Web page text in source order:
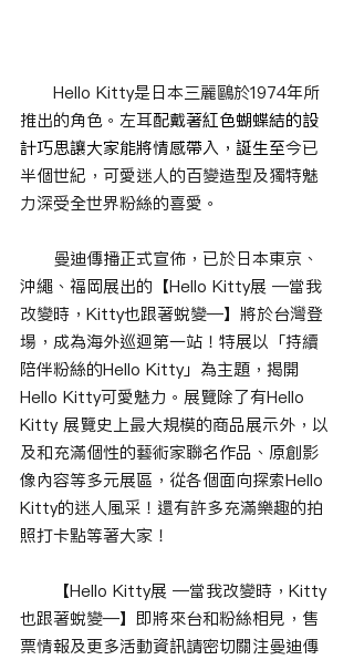
Hello Kitty是日本三麗鷗於1974年所
推出的角色。左耳配戴著紅色蝴蝶結的設
計巧思讓大家能將情感帶入，誕生至今已
半個世紀，可愛迷人的百變造型及獨特魅
力深受全世界粉絲的喜愛。
曼迪傳播正式宣佈，已於日本東京、
沖繩、福岡展出的【Hello Kitty展 —當我
改變時，Kitty也跟著蛻變—】將於台灣登
場，成為海外巡迴第一站！特展以「持續
陪伴粉絲的Hello Kitty」為主題，揭開
Hello Kitty可愛魅力。展覽除了有Hello
Kitty 展覽史上最大規模的商品展示外，以
及和充滿個性的藝術家聯名作品、原創影
像內容等多元展區，從各個面向探索Hello
Kitty的迷人風采！還有許多充滿樂趣的拍
照打卡點等著大家！
【Hello Kitty展 —當我改變時，Kitty
也跟著蛻變—】即將來台和粉絲相見，售
票情報及更多活動資訊請密切關注曼迪傳